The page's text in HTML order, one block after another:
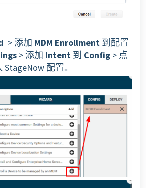
> 添加 MDM Enrollment 到配置
> 添加 Intent 到 Config > 点
StageNow 配置。